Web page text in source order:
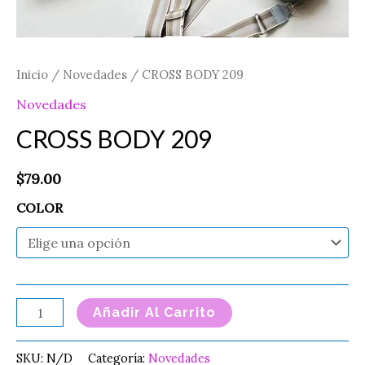
Inicio / Novedades / CROSS BODY 209
Novedades
CROSS BODY 209
$79.00
COLOR
Añadir Al Carrito
SKU: N/D Categoría: Novedades